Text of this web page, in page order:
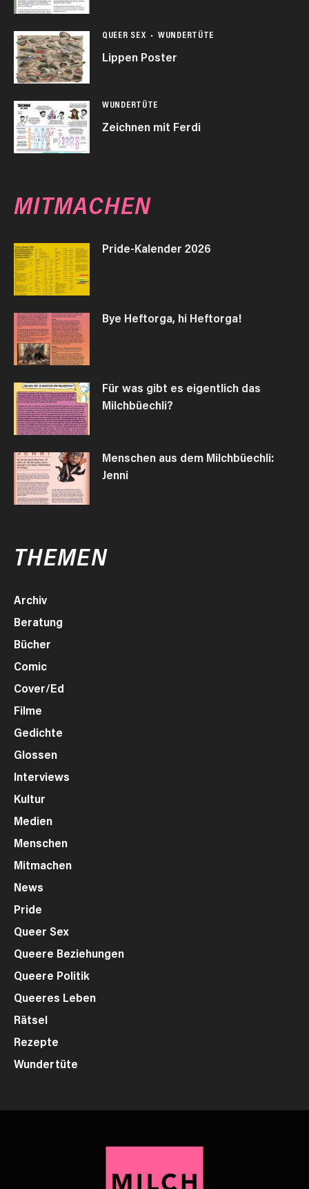
QUEER SEX WUNDERTÜTE
Lippen Poster
WUNDERTÜTE
Zeichnen mit Ferdi
MITMACHEN
Pride-Kalender 2026
Bye Heftorga, hi Heftorga!
Für was gibt es eigentlich das
Milchbüechli?
Menschen aus dem Milchbüechli:
Jenni
THEMEN
Archiv
Beratung
Bücher
Comic
Cover/Ed
Filme
Gedichte
Glossen
Interviews
Kultur
Medien
Menschen
Mitmachen
News
Pride
Queer Sex
Queere Beziehungen
Queere Politik
Queeres Leben
Rätsel
Rezepte
Wundertüte